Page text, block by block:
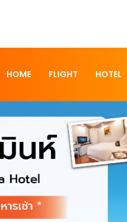
HOME FLIGHT HOTEL